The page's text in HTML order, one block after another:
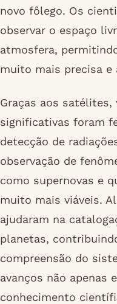
novo fôlego. Os
observar o espaço
atmosfera,
muito mais precisa e
Graças aos satélites,
significativas foram
detecção de
observação de
como supernovas e
muito mais viáveis.
ajudaram na
planetas,
compreensão do
avanços não apenas
conhecimento